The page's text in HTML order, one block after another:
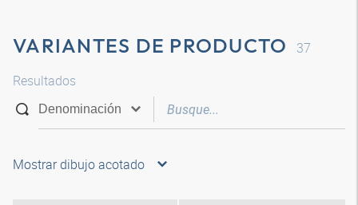
VARIANTES DE PRODUCTO
37
Resultados
Mostrar dibujo acotado